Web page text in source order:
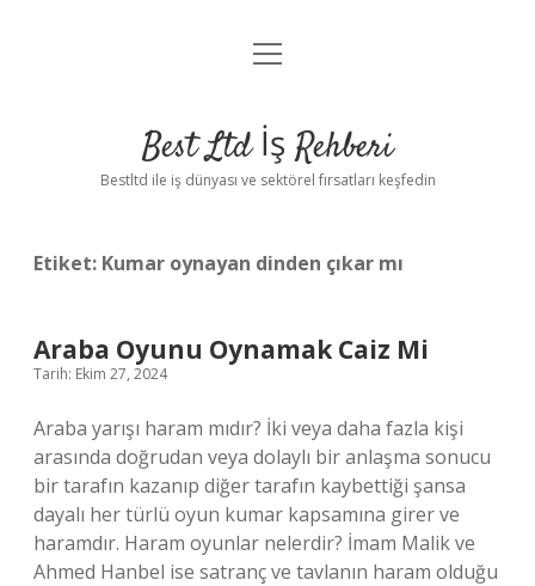
Anasayfa
Yasal Uyarı
menüyü
Best Ltd İş Rehberi
Bestltd ile iş dünyası ve sektörel fırsatları keşfedin
Etiket: Kumar oynayan dinden çıkar mı
Araba Oyunu Oynamak Caiz Mi
Tarih: Ekim 27, 2024
Araba yarışı haram mıdır? İki veya daha fazla kişi
arasında doğrudan veya dolaylı bir anlaşma sonucu
bir tarafın kazanıp diğer tarafın kaybettiği şansa
dayalı her türlü oyun kumar kapsamına girer ve
haramdır. Haram oyunlar nelerdir? İmam Malik ve
Ahmed Hanbel ise satranç ve tavlanın haram olduğu